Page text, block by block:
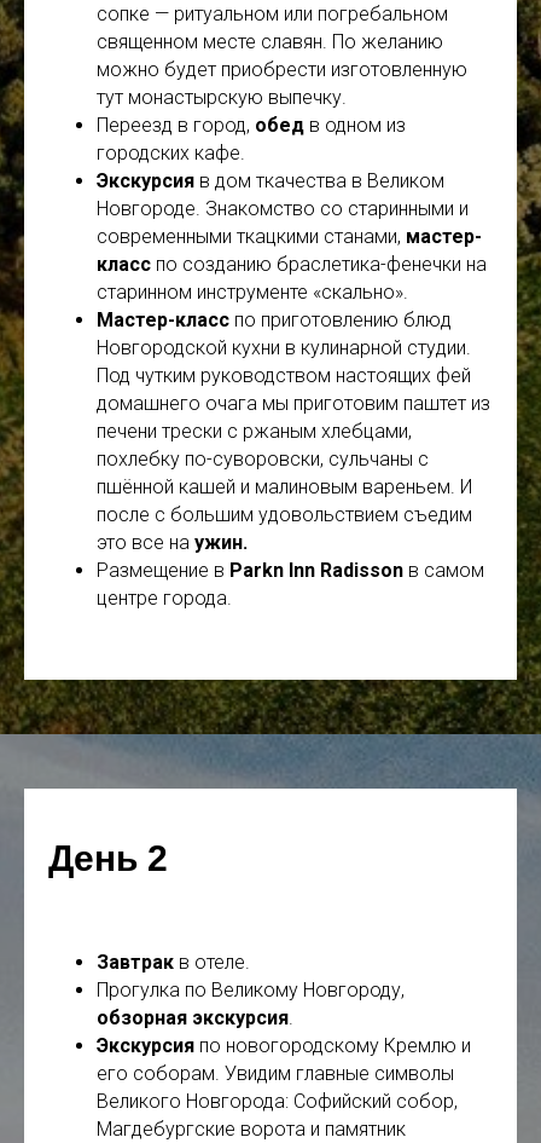
сопке — ритуальном или погребальном
священном месте славян. По желанию
можно будет приобрести изготовленную
тут монастырскую выпечку.
Переезд в город, обед в одном из
городских кафе.
Экскурсия в дом ткачества в Великом
Новгороде. Знакомство со старинными и
современными ткацкими станами, мастер-
класс по созданию браслетика-фенечки на
старинном инструменте «скально».
Мастер-класс по приготовлению блюд
Новгородской кухни в кулинарной студии.
Под чутким руководством настоящих фей
домашнего очага мы приготовим паштет из
печени трески с ржаным хлебцами,
похлебку по-суворовски, сульчаны с
пшённой кашей и малиновым вареньем. И
после с большим удовольствием съедим
это все на ужин.
Размещение в Parkn Inn Radisson в самом
центре города.
День 2
Завтрак в отеле.
Прогулка по Великому Новгороду,
обзорная экскурсия.
Экскурсия по новогородскому Кремлю и
его соборам. Увидим главные символы
Великого Новгорода: Софийский собор,
Магдебургские ворота и памятник